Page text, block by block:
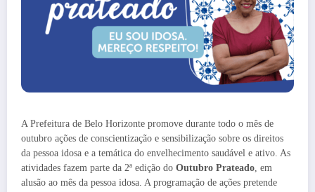
A Prefeitura de Belo Horizonte promove durante todo o mês de
outubro ações de conscientização e sensibilização sobre os direitos
da pessoa idosa e a temática do envelhecimento saudável e ativo. As
atividades fazem parte da 2ª edição do Outubro Prateado, em
alusão ao mês da pessoa idosa. A programação de ações pretende